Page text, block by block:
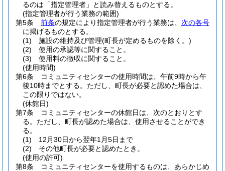
るのは「指定管理者」と読み替えるものとする。
(指定管理者が行う業務の範囲)
第5条
前条の規定により指定管理者が行う業務は、 次の各号
に掲げるものとする。
(1)
施設の維持及び管理(町長が定めるものを除く。)
(2)
使用の承認等に関すること。
(3)
使用料の徴収に関すること。
(使用時間)
第6条
コミュニティセンターの使用時間は、午前9時から午
後10時までとする。 ただし、町長が必要と認めた場合は、
この限りではない。
(休館日)
第7条
コミュニティセンターの休館日は、次のとおりとす
る。 ただし、町長が認めた場合は、使用させることができ
る。
(1)
12月30日から翌年1月5日まで
(2)
その他町長が必要と認めたとき。
(使用の許可)
第8条
コミュニティセンターを使用するものは、あらかじめ